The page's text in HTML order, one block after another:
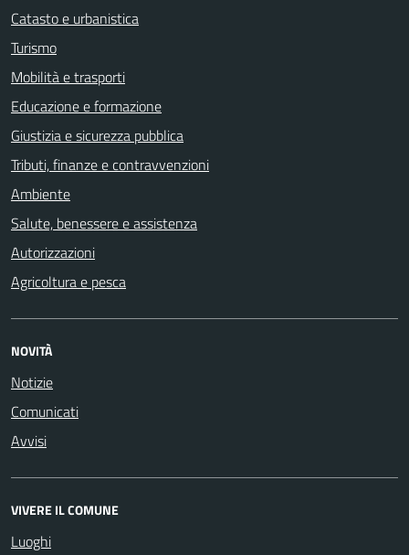
Catasto e urbanistica
Turismo
Mobilità e trasporti
Educazione e formazione
Giustizia e sicurezza pubblica
Tributi, finanze e contravvenzioni
Ambiente
Salute, benessere e assistenza
Autorizzazioni
Agricoltura e pesca
NOVITÀ
Notizie
Comunicati
Avvisi
VIVERE IL COMUNE
Luoghi